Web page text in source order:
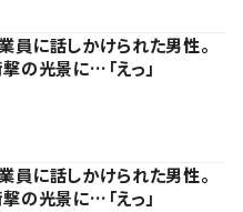
に話しかけられた男性。
の光景に…「えっ」
に話しかけられた男性。
の光景に…「えっ」